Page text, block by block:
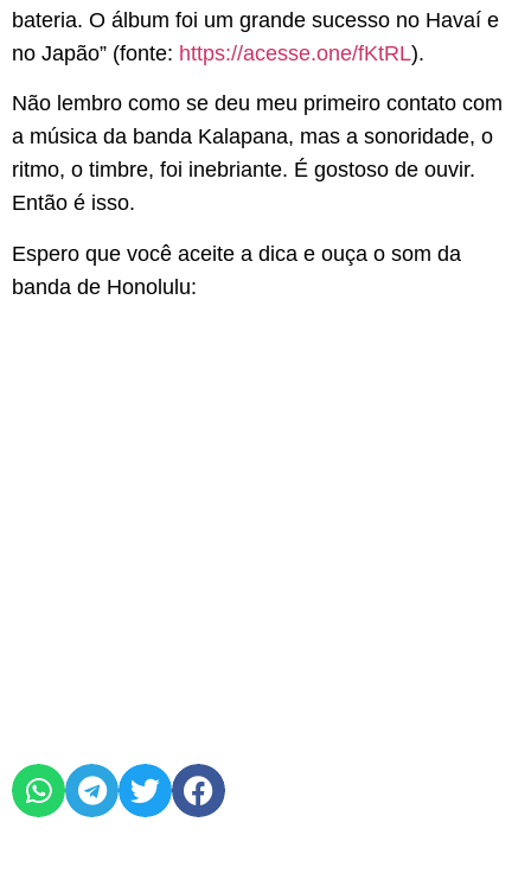
bateria. O álbum foi um grande sucesso no Havaí e
no Japão” (fonte: https://acesse.one/fKtRL).
Não lembro como se deu meu primeiro contato com
a música da banda Kalapana, mas a sonoridade, o
ritmo, o timbre, foi inebriante. É gostoso de ouvir.
Então é isso.
Espero que você aceite a dica e ouça o som da
banda de Honolulu: